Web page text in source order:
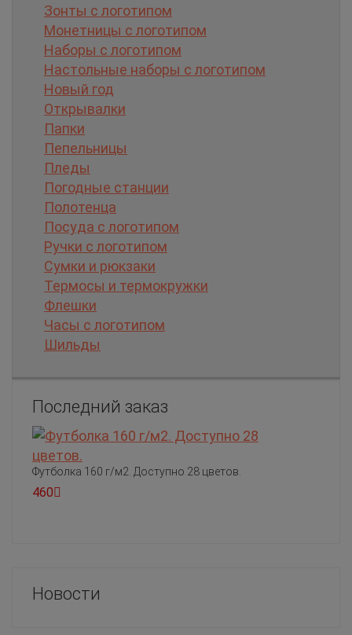
Зонты с логотипом
Монетницы с логотипом
Наборы с логотипом
Настольные наборы с логотипом
Новый год
Открывалки
Папки
Пепельницы
Пледы
Погодные станции
Полотенца
Посуда с логотипом
Ручки с логотипом
Сумки и рюкзаки
Термосы и термокружки
Флешки
Часы с логотипом
Шильды
Последний заказ
Футболка 160 г/м2. Доступно 28 цветов.
460
Новости